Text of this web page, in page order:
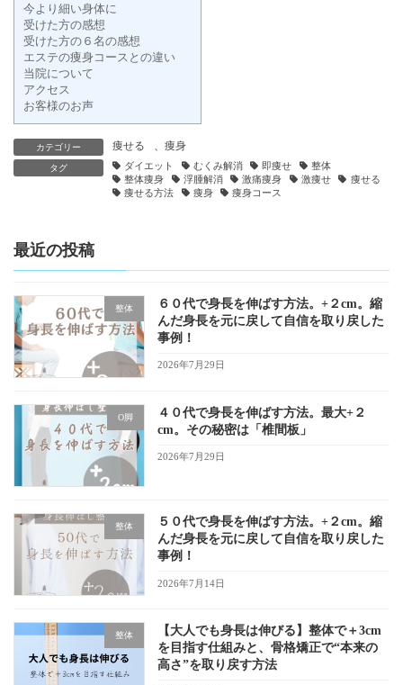
今より細い身体に
受けた方の感想
受けた方の６名の感想
エステの痩身コースとの違い
当院について
アクセス
お客様のお声
カテゴリー 痩せる 、 痩身
タグ ダイエット むくみ解消 即痩せ
整体
整体痩身
浮腫解消 激痛痩身 激痩せ
痩せる
痩せる方法
痩身 痩身コース
最近の投稿
整体
６０代で身長を伸ばす方法。+２cm。縮
んだ身長を元に戻して自信を取り戻した
事例！
2026年7月29日
O脚
４０代で身長を伸ばす方法。最大+２
cm。その秘密は「椎間板」
2026年7月29日
整体
５０代で身長を伸ばす方法。+２cm。縮
んだ身長を元に戻して自信を取り戻した
事例！
2026年7月14日
整体
【大人でも身長は伸びる】整体で＋3cm
を目指す仕組みと、骨格矯正で“本来の
高さ”を取り戻す方法